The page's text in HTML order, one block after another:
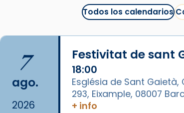
La Carmina va patir
arribar el seu testimoni al
Lleó XIV.
Recupera l'entrevista
compVatican News tican
Todos los calendarios
7
ago.
2026
Festivitat de sant
18:00
Església de Sant
293, Eixample, 08007
+ info